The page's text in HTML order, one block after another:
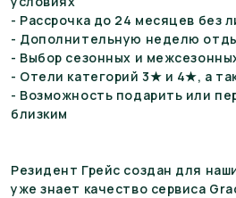
- Рассрочка до 24 месяцев без
- Дополнительную неделю
- Выбор сезонных и
- Отели категорий 3★ и 4★, а
- Возможность подарить или
близким
Резидент Грейс создан для
уже знает качество сервиса